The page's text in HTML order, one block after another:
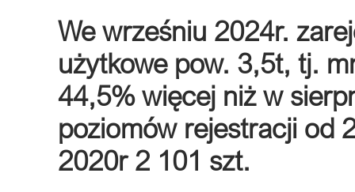
We wrześniu 2024r.
użytkowe pow. 3,5t, tj.
44,5% więcej niż w
poziomów rejestracji od
2020r 2 101 szt.